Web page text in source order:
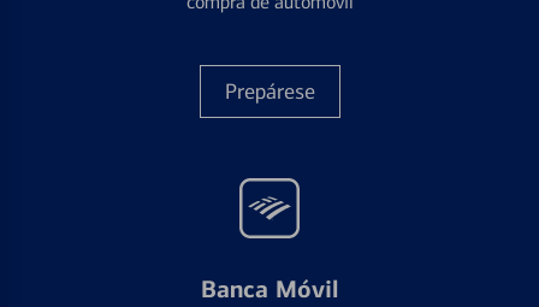
Prepárese
Banca Móvil